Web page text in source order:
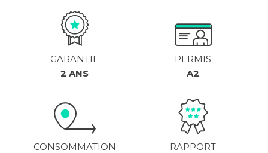
GARANTIE
2 ANS
PERMIS
A2
CONSOMMATION
RAPPORT